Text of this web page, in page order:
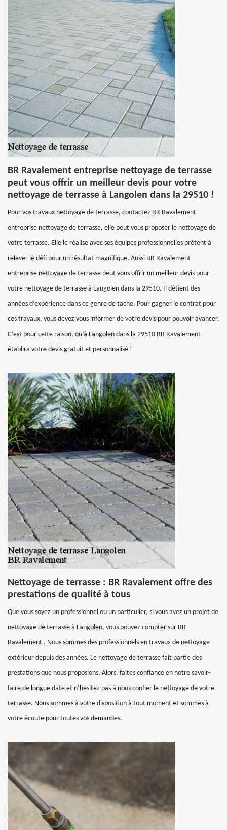
BR Ravalement entreprise nettoyage de terrasse
peut vous offrir un meilleur devis pour votre
nettoyage de terrasse à Langolen dans la 29510 !
Pour vos travaux nettoyage de terrasse, contactez BR Ravalement
entreprise nettoyage de terrasse, elle peut vous proposer le nettoyage de
votre terrasse. Elle le réalise avec ses équipes professionnelles prêtent à
relever le défi pour un résultat magnifique. Aussi BR Ravalement
entreprise nettoyage de terrasse peut vous offrir un meilleur devis pour
votre nettoyage de terrasse à Langolen dans la 29510. Il détient des
années d’expérience dans ce genre de tache. Pour gagner le contrat pour
ces travaux, vous devez vous informer de votre devis pour pouvoir avancer.
C’est pour cette raison, qu’à Langolen dans la 29510 BR Ravalement
établira votre devis gratuit et personnalisé !
Nettoyage de terrasse : BR Ravalement offre des
prestations de qualité à tous
Que vous soyez un professionnel ou un particulier, si vous avez un projet de
nettoyage de terrasse à Langolen, vous pouvez compter sur BR
Ravalement . Nous sommes des professionnels en travaux de nettoyage
extérieur depuis des années. Le nettoyage de terrasse fait partie des
prestations que nous proposions. Alors, faites confiance en notre savoir-
faire de longue date et n’hésitez pas à nous confier le nettoyage de votre
terrasse. Nous sommes à votre disposition à tout moment et sommes à
votre écoute pour toutes vos demandes.